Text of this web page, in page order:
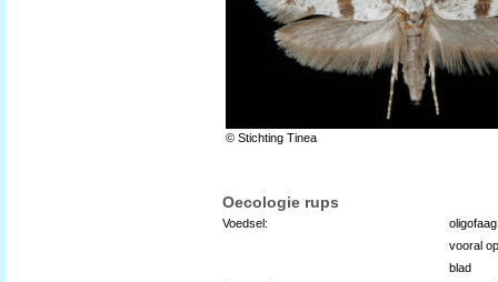
© Stichting Tinea
Oecologie rups
Voedsel:
vooral
blad